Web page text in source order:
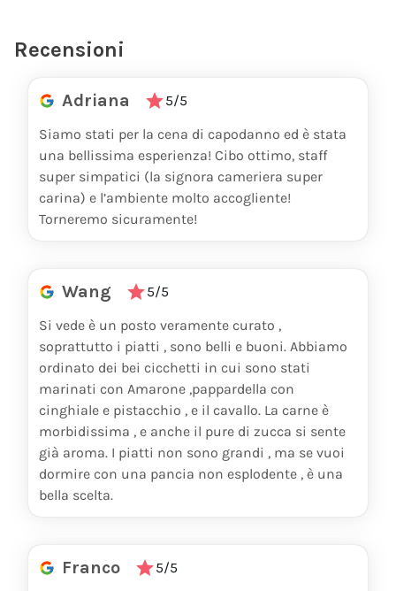
BACCALÀ MANTECATO
CREMOSO CON ACCIUGHE Per pezzo
Recensioni
Adriana
5/5
Siamo stati per la cena di capodanno ed è stata
una bellissima esperienza! Cibo ottimo, staff
super simpatici (la signora cameriera super
carina) e l’ambiente molto accogliente!
Torneremo sicuramente!
Wang
5/5
Si vede è un posto veramente curato ,
soprattutto i piatti , sono belli e buoni. Abbiamo
ordinato dei bei cicchetti in cui sono stati
marinati con Amarone ,pappardella con
cinghiale e pistacchio , e il cavallo. La carne è
morbidissima , e anche il pure di zucca si sente
già aroma. I piatti non sono grandi , ma se vuoi
dormire con una pancia non esplodente , è una
bella scelta.
Franco
5/5